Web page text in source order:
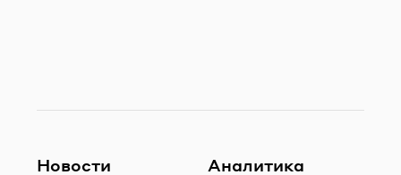
Новости
Аналитика